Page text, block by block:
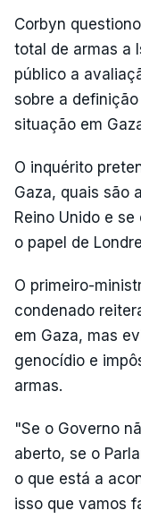
Corbyn
total de armas a
público a
sobre a
situação em
O inquérito
Gaza, quais são
Reino Unido e
o papel de
O primeiro-
condenado
em Gaza, mas
genocídio e
armas.
"Se o Governo
aberto, se o
o que está a
isso que vamos